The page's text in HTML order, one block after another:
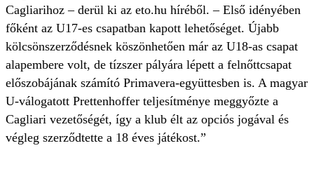
Cagliarihoz – derül ki az eto.hu híréből. – Első idényében
főként az U17-es csapatban kapott lehetőséget. Újabb
kölcsönszerződésnek köszönhetően már az U18-as csapat
alapembere volt, de tízszer pályára lépett a felnőttcsapat
előszobájának számító Primavera-együttesben is. A magyar
U-válogatott Prettenhoffer teljesítménye meggyőzte a
Cagliari vezetőségét, így a klub élt az opciós jogával és
végleg szerződtette a 18 éves játékost.”